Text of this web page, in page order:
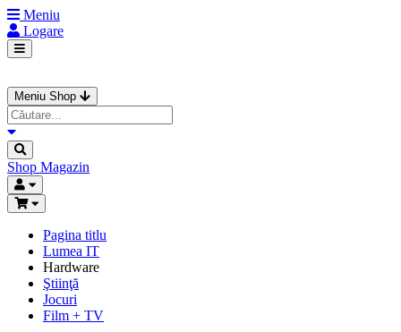
Meniu
Logare
Meniu Shop
Shop Magazin
Pagina titlu
Lumea IT
Hardware
Ştiinţă
Jocuri
Film + TV